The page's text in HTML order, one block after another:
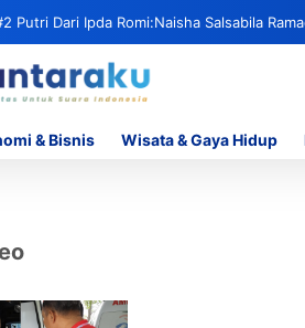
Putri Dari Ipda Romi:Naisha Salsabila
2026 Tingkat Nasional
& Bisnis Wisata & Gaya Hidup